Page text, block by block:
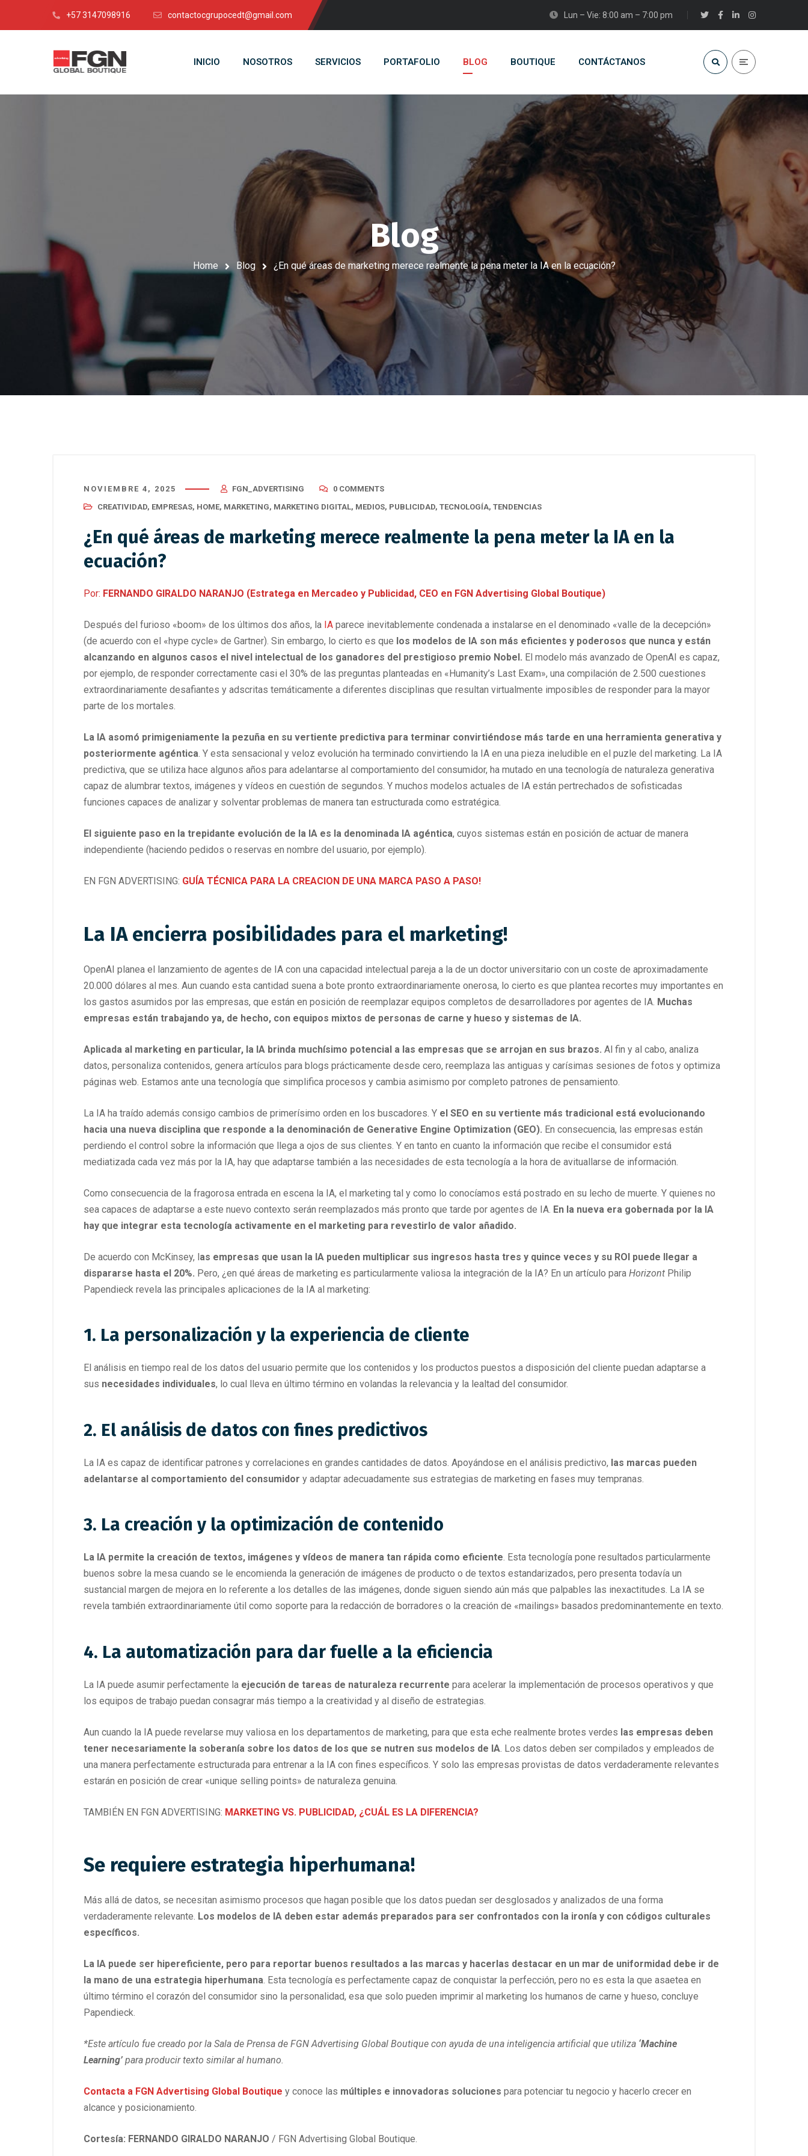
+57 3147098916 contactocgrupocedt@gmail.com Lun – Vie: 8:00 am – 7:00 pm
INICIO NOSOTROS SERVICIOS PORTAFOLIO BLOG BOUTIQUE CONTÁCTANOS
Blog
Home Blog ¿En qué áreas de marketing merece realmente la pena meter la IA en la ecuación?
NOVIEMBRE 4, 2025 FGN_ADVERTISING
0 COMMENTS
CREATIVIDAD, EMPRESAS, HOME, MARKETING, MARKETING DIGITAL, MEDIOS, PUBLICIDAD, TECNOLOGÍA, TENDENCIAS
¿En qué áreas de marketing merece realmente la pena meter la IA en la
ecuación?
Por: FERNANDO GIRALDO NARANJO (Estratega en Mercadeo y Publicidad, CEO en FGN Advertising Global Boutique)
Después del furioso «boom» de los últimos dos años, la IA parece inevitablemente condenada a instalarse en el denominado «valle de la decepción»
(de acuerdo con el «hype cycle» de Gartner). Sin embargo, lo cierto es que los modelos de IA son más eficientes y poderosos que nunca y están
alcanzando en algunos casos el nivel intelectual de los ganadores del prestigioso premio Nobel. El modelo más avanzado de OpenAI es capaz,
por ejemplo, de responder correctamente casi el 30% de las preguntas planteadas en «Humanity’s Last Exam», una compilación de 2.500 cuestiones
extraordinariamente desafiantes y adscritas temáticamente a diferentes disciplinas que resultan virtualmente imposibles de responder para la mayor
parte de los mortales.
La IA asomó primigeniamente la pezuña en su vertiente predictiva para terminar convirtiéndose más tarde en una herramienta generativa y
posteriormente agéntica. Y esta sensacional y veloz evolución ha terminado convirtiendo la IA en una pieza ineludible en el puzle del marketing. La IA
predictiva, que se utiliza hace algunos años para adelantarse al comportamiento del consumidor, ha mutado en una tecnología de naturaleza generativa
capaz de alumbrar textos, imágenes y vídeos en cuestión de segundos. Y muchos modelos actuales de IA están pertrechados de sofisticadas
funciones capaces de analizar y solventar problemas de manera tan estructurada como estratégica.
El siguiente paso en la trepidante evolución de la IA es la denominada IA agéntica, cuyos sistemas están en posición de actuar de manera
independiente (haciendo pedidos o reservas en nombre del usuario, por ejemplo).
EN FGN ADVERTISING: GUÍA TÉCNICA PARA LA CREACION DE UNA MARCA PASO A PASO!
La IA encierra posibilidades para el marketing!
OpenAI planea el lanzamiento de agentes de IA con una capacidad intelectual pareja a la de un doctor universitario con un coste de aproximadamente
20.000 dólares al mes. Aun cuando esta cantidad suena a bote pronto extraordinariamente onerosa, lo cierto es que plantea recortes muy importantes en
los gastos asumidos por las empresas, que están en posición de reemplazar equipos completos de desarrolladores por agentes de IA. Muchas
empresas están trabajando ya, de hecho, con equipos mixtos de personas de carne y hueso y sistemas de IA.
Aplicada al marketing en particular, la IA brinda muchísimo potencial a las empresas que se arrojan en sus brazos. Al fin y al cabo, analiza
datos, personaliza contenidos, genera artículos para blogs prácticamente desde cero, reemplaza las antiguas y carísimas sesiones de fotos y optimiza
páginas web. Estamos ante una tecnología que simplifica procesos y cambia asimismo por completo patrones de pensamiento.
La IA ha traído además consigo cambios de primerísimo orden en los buscadores. Y el SEO en su vertiente más tradicional está evolucionando
hacia una nueva disciplina que responde a la denominación de Generative Engine Optimization (GEO). En consecuencia, las empresas están
perdiendo el control sobre la información que llega a ojos de sus clientes. Y en tanto en cuanto la información que recibe el consumidor está
mediatizada cada vez más por la IA, hay que adaptarse también a las necesidades de esta tecnología a la hora de avituallarse de información.
Como consecuencia de la fragorosa entrada en escena la IA, el marketing tal y como lo conocíamos está postrado en su lecho de muerte. Y quienes no
sea capaces de adaptarse a este nuevo contexto serán reemplazados más pronto que tarde por agentes de IA. En la nueva era gobernada por la IA
hay que integrar esta tecnología activamente en el marketing para revestirlo de valor añadido.
De acuerdo con McKinsey, las empresas que usan la IA pueden multiplicar sus ingresos hasta tres y quince veces y su ROI puede llegar a
dispararse hasta el 20%. Pero, ¿en qué áreas de marketing es particularmente valiosa la integración de la IA? En un artículo para Horizont Philip
Papendieck revela las principales aplicaciones de la IA al marketing:
1. La personalización y la experiencia de cliente
El análisis en tiempo real de los datos del usuario permite que los contenidos y los productos puestos a disposición del cliente puedan adaptarse a
sus necesidades individuales, lo cual lleva en último término en volandas la relevancia y la lealtad del consumidor.
2. El análisis de datos con fines predictivos
La IA es capaz de identificar patrones y correlaciones en grandes cantidades de datos. Apoyándose en el análisis predictivo, las marcas pueden
adelantarse al comportamiento del consumidor y adaptar adecuadamente sus estrategias de marketing en fases muy tempranas.
3. La creación y la optimización de contenido
La IA permite la creación de textos, imágenes y vídeos de manera tan rápida como eficiente. Esta tecnología pone resultados particularmente
buenos sobre la mesa cuando se le encomienda la generación de imágenes de producto o de textos estandarizados, pero presenta todavía un
sustancial margen de mejora en lo referente a los detalles de las imágenes, donde siguen siendo aún más que palpables las inexactitudes. La IA se
revela también extraordinariamente útil como soporte para la redacción de borradores o la creación de «mailings» basados predominantemente en texto.
4. La automatización para dar fuelle a la eficiencia
La IA puede asumir perfectamente la ejecución de tareas de naturaleza recurrente para acelerar la implementación de procesos operativos y que
los equipos de trabajo puedan consagrar más tiempo a la creatividad y al diseño de estrategias.
Aun cuando la IA puede revelarse muy valiosa en los departamentos de marketing, para que esta eche realmente brotes verdes las empresas deben
tener necesariamente la soberanía sobre los datos de los que se nutren sus modelos de IA . Los datos deben ser compilados y empleados de
una manera perfectamente estructurada para entrenar a la IA con fines específicos. Y solo las empresas provistas de datos verdaderamente relevantes
estarán en posición de crear «unique selling points» de naturaleza genuina.
TAMBIÉN EN FGN ADVERTISING: MARKETING VS. PUBLICIDAD, ¿CUÁL ES LA DIFERENCIA?
Se requiere estrategia hiperhumana!
Más allá de datos, se necesitan asimismo procesos que hagan posible que los datos puedan ser desglosados y analizados de una forma
verdaderamente relevante. Los modelos de IA deben estar además preparados para ser confrontados con la ironía y con códigos culturales
específicos.
La IA puede ser hipereficiente, pero para reportar buenos resultados a las marcas y hacerlas destacar en un mar de uniformidad debe ir de
la mano de una estrategia hiperhumana. Esta tecnología es perfectamente capaz de conquistar la perfección, pero no es esta la que asaetea en
último término el corazón del consumidor sino la personalidad, esa que solo pueden imprimir al marketing los humanos de carne y hueso, concluye
Papendieck.
*Este artículo fue creado por la Sala de Prensa de FGN Advertising Global Boutique con ayuda de una inteligencia artificial que utiliza ‘Machine
Learning’ para producir texto similar al humano.
Contacta a FGN Advertising Global Boutique y conoce las múltiples e innovadoras soluciones para potenciar tu negocio y hacerlo crecer en
alcance y posicionamiento.
Cortesía: FERNANDO GIRALDO NARANJO / FGN Advertising Global Boutique.